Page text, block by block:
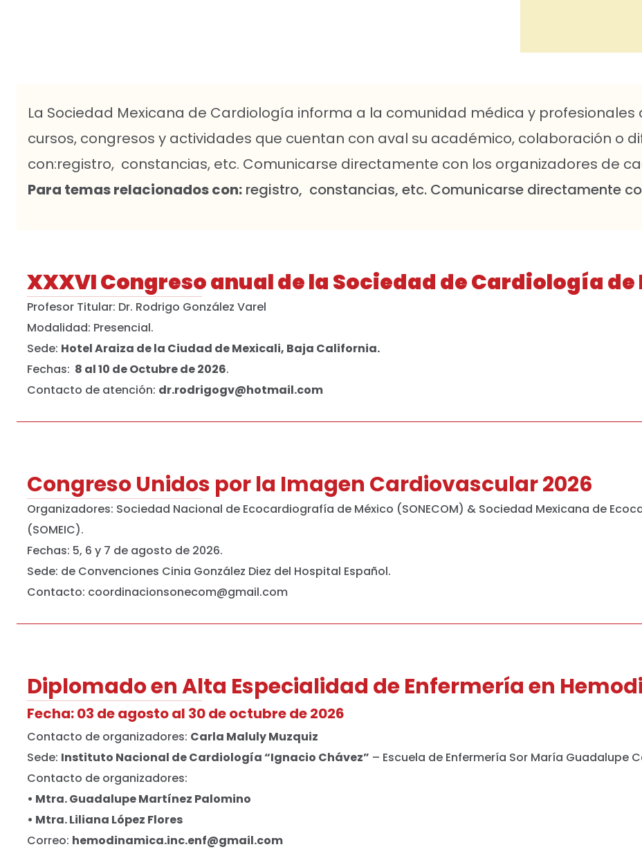
La Sociedad Mexicana de Cardiología informa a la comunidad médica y
cursos, congresos y actividades que cuentan con aval su académico, colaboración o
con:registro, constancias, etc. Comunicarse directamente con los organizadores de
Para temas relacionados con: registro, constancias, etc. Comunicarse directamente
XXXVI Congreso anual de la Sociedad de Cardiología
Profesor Titular: Dr. Rodrigo González Varel
Modalidad: Presencial.
Sede: Hotel Araiza de la Ciudad de Mexicali, Baja California.
Fechas: 8 al 10 de Octubre de 2026.
Contacto de atención: dr.rodrigogv@hotmail.com
Congreso Unidos por la Imagen Cardiovascular 2026
Organizadores: Sociedad Nacional de Ecocardiografía de México (SONECOM) & Sociedad Mexicana de
(SOMEIC).
Fechas: 5, 6 y 7 de agosto de 2026.
Sede: de Convenciones Cinia González Diez del Hospital Español.
Contacto: coordinacionsonecom@gmail.com
Diplomado en Alta Especialidad de Enfermería en
Fecha: 03 de agosto al 30 de octubre de 2026
Contacto de organizadores: Carla Maluly Muzquiz
Sede: Instituto Nacional de Cardiología “Ignacio Chávez” – Escuela de Enfermería Sor María Guadalupe
Contacto de organizadores:
• Mtra. Guadalupe Martínez Palomino
• Mtra. Liliana López Flores
Correo: hemodinamica.inc.enf@gmail.com